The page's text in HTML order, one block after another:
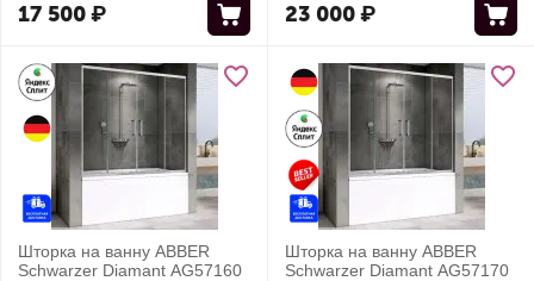
17 500₽ 23 000₽
Шторка на ванну ABBER
Schwarzer Diamant AG57160
Шторка на ванну ABBER
Schwarzer Diamant AG57170